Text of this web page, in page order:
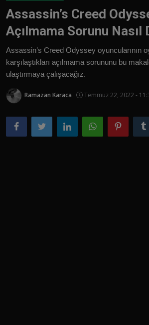
Türkçe
Assassin’s Creed
Açılmama Sorunu
Assassin’s Creed Odyssey oyuncularının
karşılaştıkları açılmama sorununu bu
ulaştırmaya çalışacağız.
Ramazan Karaca Temmuz 22, 2022 -